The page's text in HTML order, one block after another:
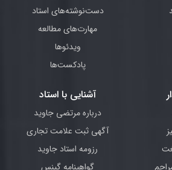
دست‌نوشته‌های استاد
مهارت‌های مطالعه
ویدئوها
پادکست‌ها
آشنایی با استاد
درباره مرتضی جاوید
آگهی ثبت علامت تجاری
رزومه استاد جاوید
گواهینامه گینس